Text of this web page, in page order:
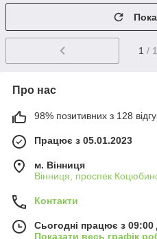
1 /
Про нас
98% позитивних з 128
Працює з 05.01.2023
м. Вінниця
Вінниця, проспек
Контакти
Сьогодні працює з 09:00
Показати весь графік